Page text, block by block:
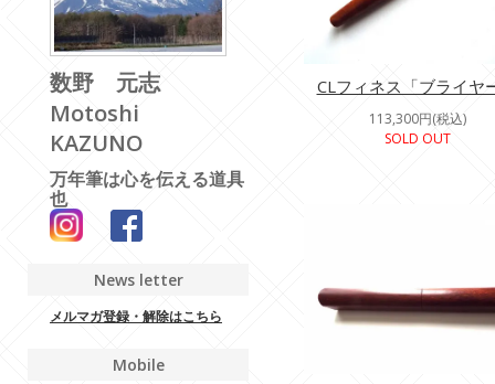
CLフィネス「ブライヤ
113,300円(税込)
SOLD OUT
数野 元志
Motoshi
KAZUNO
万年筆は心を伝える道具
也
News letter
メルマガ登録・解除はこちら
Mobile